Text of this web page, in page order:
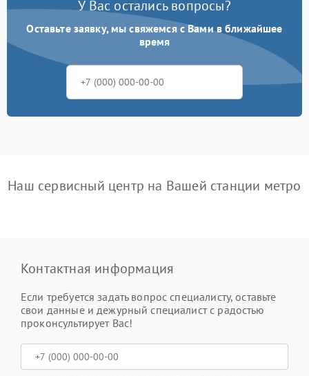
У Вас остались вопросы?
Оставьте заявку, мы свяжемся с Вами в ближайшее
время
Наш сервисный центр на Вашей станции метро
Контактная информация
Если требуется задать вопрос специалисту, оставьте
свои данные и дежурный специалист с радостью
проконсультирует Вас!